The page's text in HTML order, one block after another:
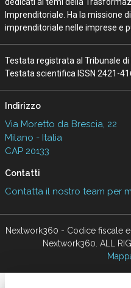
dedicati ai temi della
Imprenditoriale. Ha la missione
imprenditoriale nelle imprese e
Testata registrata al Tribunale
Testata scientifica ISSN 2421-
Indirizzo
Via Moretto da Brescia, 22
Milano - Italia
CAP 20133
Contatti
Contatta il nostro team per
Nextwork360 - Codice fiscale
Nextwork360. ALL